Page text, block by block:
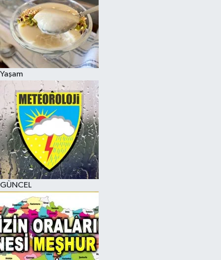
Yaşam
GÜNCEL